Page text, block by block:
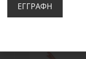
ΕΓΓΡΑΦΗ